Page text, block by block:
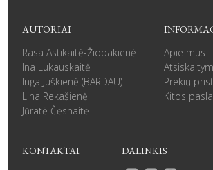
AUTORIAI
Rasa Astikaitė-Žiobakienė
Ina Lukauskaitė
Inga Juškienė (BARDAU)
Lina Rekašienė
Jūratė Čėsnaitė
Apie mus
Prekių
Kitos
KONTAKTAI DALINKIS